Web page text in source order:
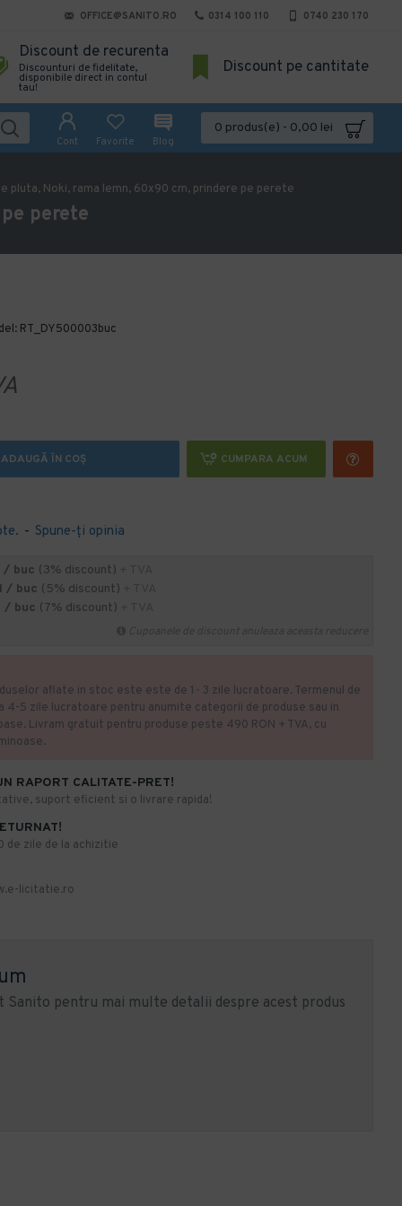
OFFICE@SANITO.RO 0314 100 110 0740 230 170
Discount de recurenta
Discounturi de fidelitate,
disponibile direct in contul
tau!
Discount pe cantitate
Cont Favorite Blog
0 produs(e) - 0,00 lei
pluta, Noki, rama lemn, 60x90 cm, prindere pe perete
perete
RT_DY500003buc
- Spune-ţi opinia
ADAUGĂ ÎN COŞ CUMPARA ACUM
/ buc (3% discount)
/ buc (5% discount)
/ buc (7% discount)
RAPORT CALITATE-PRET!
suport eficient si o livrare rapida!
de zile de la achizitie
licitatie.ro
aflate in stoc este este de 1- 3 zile lucratoare. Termenul de
4-5 zile lucratoare pentru anumite categorii de produse sau in
Livram gratuit pentru produse peste 490 RON + TVA, cu
Sanito pentru mai multe detalii despre acest produs